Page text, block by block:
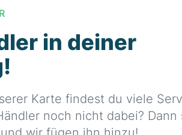
in deiner
Karte findest du viele
noch nicht dabei? Dann